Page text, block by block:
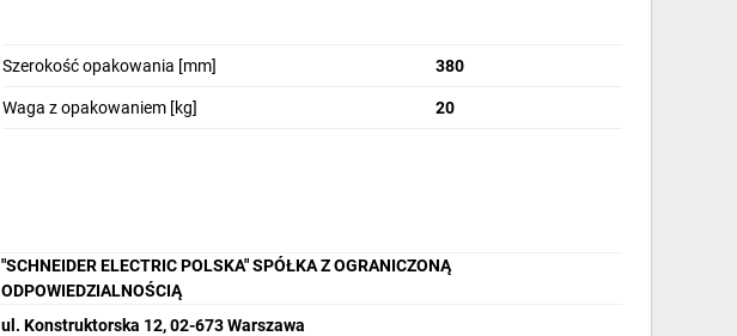
Szerokość opakowania [mm] 380
Waga z opakowaniem [kg] 20
"SCHNEIDER ELECTRIC POLSKA" SPÓŁKA Z OGRANICZONĄ
ODPOWIEDZIALNOŚCIĄ
ul. Konstruktorska 12, 02-673 Warszawa